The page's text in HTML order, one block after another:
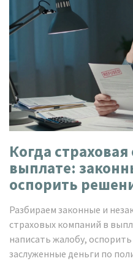
Когда
выплате:
оспорить
Разбираем законные и
страховых компаний в
написать жалобу,
заслуженные деньги по